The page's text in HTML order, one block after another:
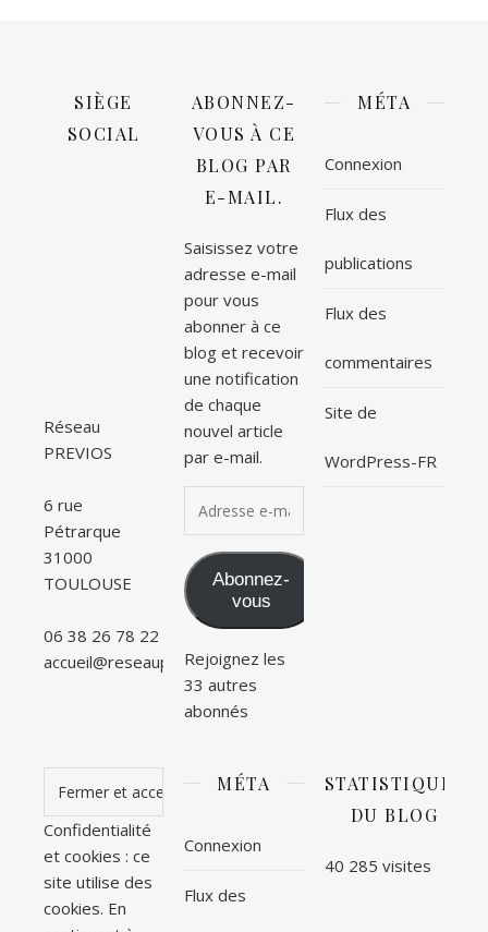
SIÈGE
SOCIAL
Réseau
PREVIOS
6 rue
Pétrarque
31000
TOULOUSE
06 38 26 78 22
accueil@reseauprevios.fr
ABONNEZ-
VOUS À CE
BLOG PAR
E-MAIL.
Saisissez votre
adresse e-mail
pour vous
abonner à ce
blog et recevoir
une notification
de chaque
nouvel article
par e-mail.
Abonnez-
vous
Rejoignez les
33 autres
abonnés
MÉTA
Connexion
Flux des
publications
Flux des
commentaires
Site de
WordPress-FR
Confidentialité
et cookies : ce
site utilise des
cookies. En
MÉTA
Connexion
Flux des
STATISTIQUES
DU BLOG
40 285 visites